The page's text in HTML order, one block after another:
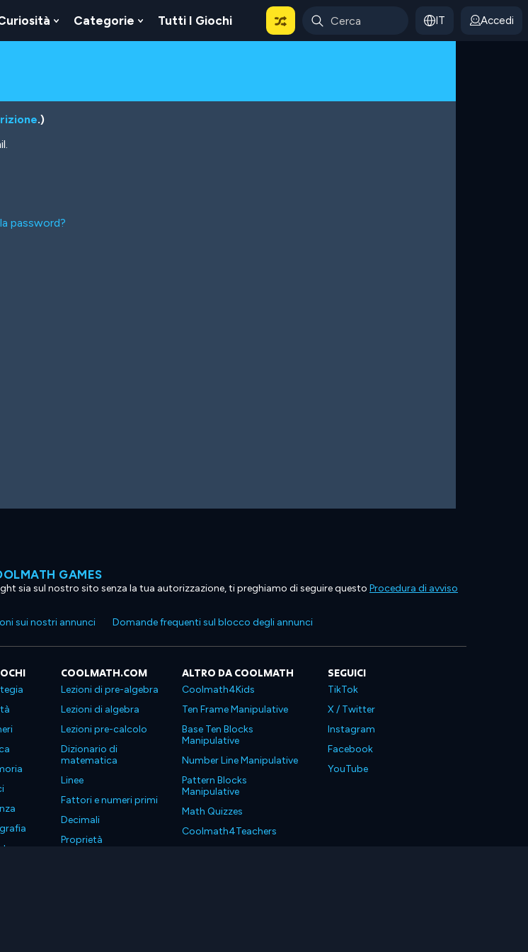
Show
Submenu
Categorie
Show
Submenu
Tutti I Giochi IT Accedi
.)
password?
GAMES
sia sul nostro sito senza la tua autorizzazione, ti preghiamo di seguire questo Procedura di avviso
sui nostri annunci Domande frequenti sul blocco degli annunci
app
COOLMATH.COM
Lezioni di pre-algebra
Lezioni di algebra
Lezioni pre-calcolo
Dizionario di
matematica
Linee
Fattori e numeri primi
Decimali
Proprietà
ALTRO DA COOLMATH
Coolmath4Kids
Ten Frame Manipulative
Base Ten Blocks
Manipulative
Number Line Manipulative
Pattern Blocks
Manipulative
Math Quizzes
Coolmath4Teachers
SEGUICI
TikTok
X / Twitter
Instagram
Facebook
YouTube